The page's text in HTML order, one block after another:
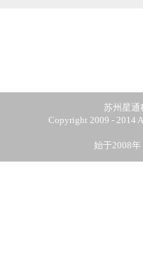
苏州星通
Copyright 2009 - 2014
始于2008年